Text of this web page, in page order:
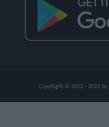
CopyRight © 2022 - 2022